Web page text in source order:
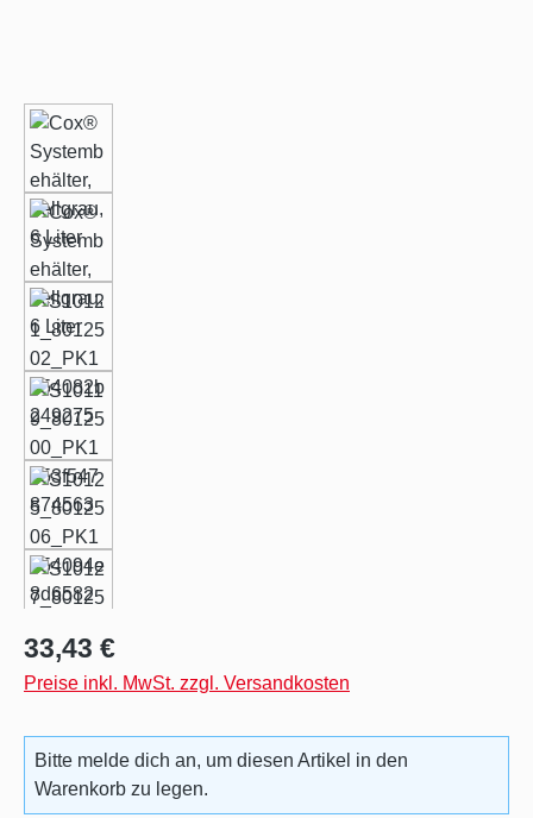
Regulärer Preis:
33,43 €
Preise inkl. MwSt. zzgl. Versandkosten
Bitte melde dich an, um diesen Artikel in den
Warenkorb zu legen.